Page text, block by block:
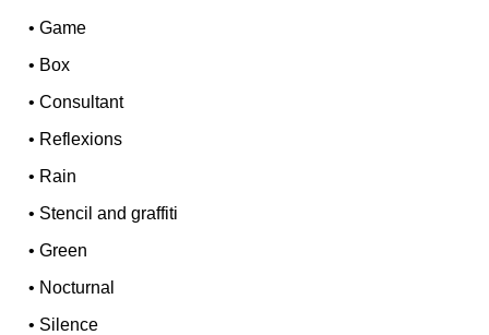
•Game
• Box
•Consultant
• Reflexions
• Rain
• Stencil and graffiti
•Green
• Nocturnal
• Silence